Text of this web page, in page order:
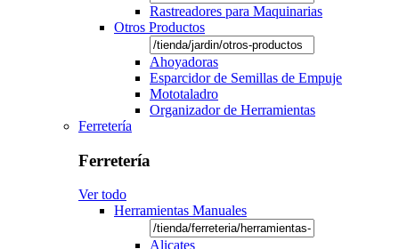
Rastreadores para Maquinarias
Otros Productos
Ahoyadoras
Esparcidor de Semillas de Empuje
Mototaladro
Organizador de Herramientas
Ferretería
Ferretería
Ver todo
Herramientas Manuales
Alicates